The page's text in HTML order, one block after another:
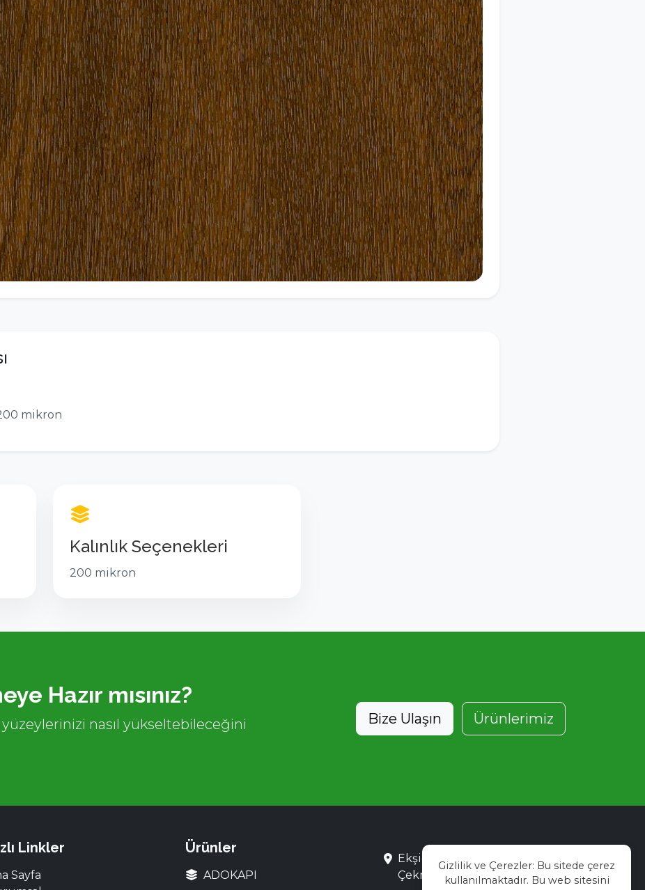
mikron
Kalınlık Seçenekleri
200 mikron
Hazır mısınız?
nasıl yükseltebileceğini
Bize Ulaşın Ürünlerimiz
Linkler
Sayfa
Ürünler
ADOKAPI
Ekşioğlu Mah. Saray Cad. No:3
Çekmeköy / İstanbul
Gizlilik ve Çerezler: Bu sitede çerez
kullanılmaktadır. Bu web sitesini